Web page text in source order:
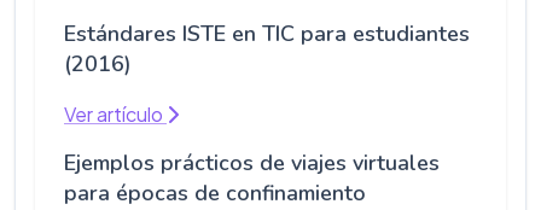
Estándares ISTE en TIC para estudiantes
(2016)
Ver artículo
Ejemplos prácticos de viajes virtuales
para épocas de confinamiento